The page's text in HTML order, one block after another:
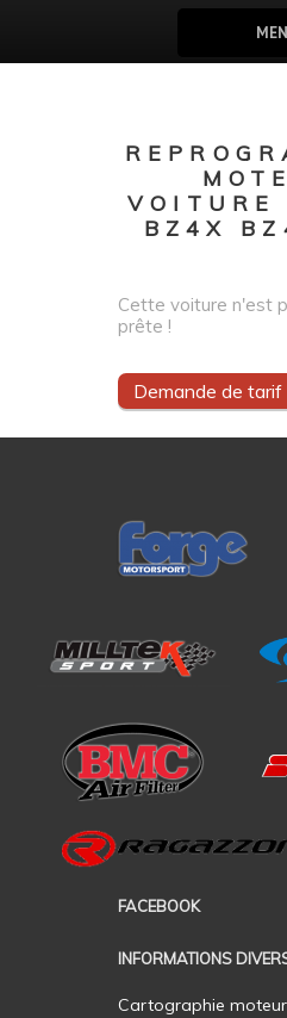
VOITURE
BZ4X
Cette voiture n'est
prête !
Demande de tarif
FACEBOOK
INFORMATIONS
Cartographie moteur